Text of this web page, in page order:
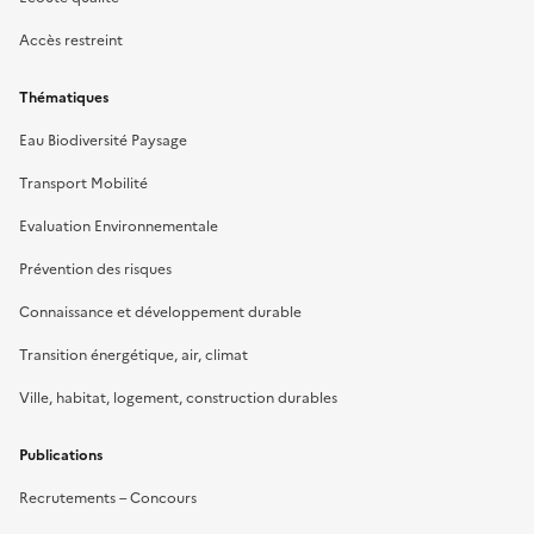
Accès restreint
Thématiques
Eau Biodiversité Paysage
Transport Mobilité
Evaluation Environnementale
Prévention des risques
Connaissance et développement durable
Transition énergétique, air, climat
Ville, habitat, logement, construction durables
Publications
Recrutements – Concours